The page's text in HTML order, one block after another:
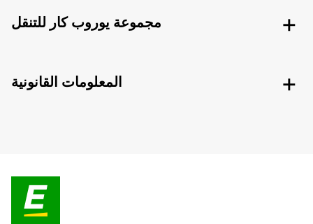
مجموعة يوروب كار للتنقل
المعلومات القانونية